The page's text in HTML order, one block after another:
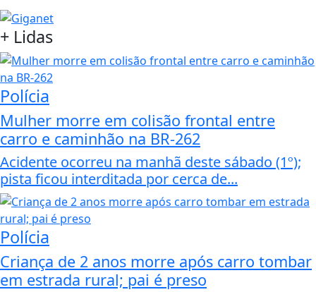
+ Lidas
Polícia
Mulher morre em colisão frontal entre
carro e caminhão na BR-262
Acidente ocorreu na manhã deste sábado (1º);
pista ficou interditada por cerca de...
Polícia
Criança de 2 anos morre após carro tombar
em estrada rural; pai é preso